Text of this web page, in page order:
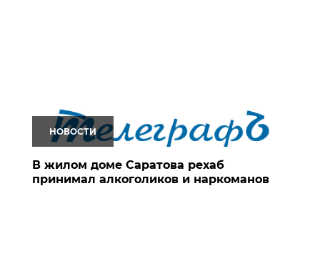
НОВОСТИ
В жилом доме Саратова рехаб
принимал алкоголиков и наркоманов